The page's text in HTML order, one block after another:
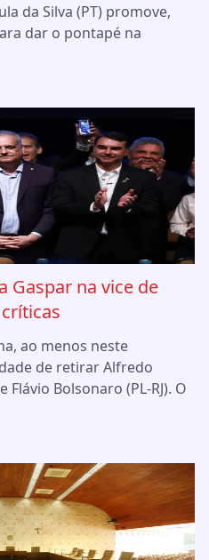
da Silva (PT) promove,
dar o pontapé na
Gaspar na vice de
ao menos neste
de retirar Alfredo
Flávio Bolsonaro (PL-RJ). O